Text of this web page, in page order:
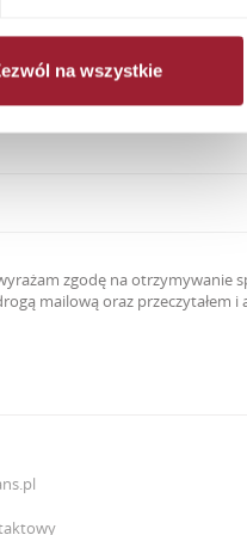
na wszystkie
zgodę na otrzymywanie
mailową oraz przeczytałem i